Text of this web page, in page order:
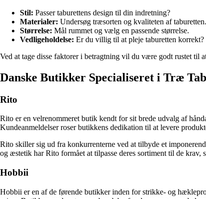
Stil: Passer taburettens design til din indretning?
Materialer: Undersøg træsorten og kvaliteten af taburetten.
Størrelse: Mål rummet og vælg en passende størrelse.
Vedligeholdelse: Er du villig til at pleje taburetten korrekt?
Ved at tage disse faktorer i betragtning vil du være godt rustet til
Danske Butikker Specialiseret i Træ
Rito
Rito er en velrenommeret butik kendt for sit brede udvalg af
Kundeanmeldelser roser butikkens dedikation til at levere
Rito skiller sig ud fra konkurrenterne ved at tilbyde et
og æstetik har Rito formået at tilpasse deres sortiment til de krav,
Hobbii
Hobbii er en af de førende butikker inden for strikke- og